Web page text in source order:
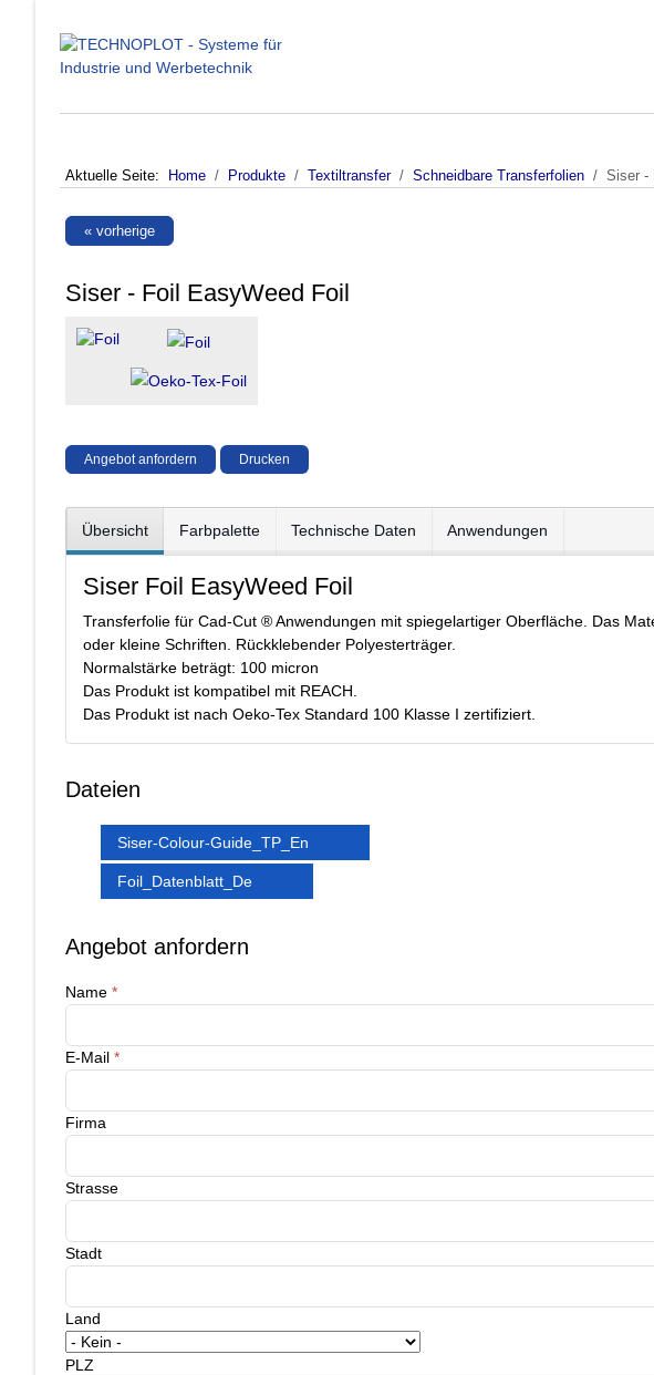
Aktuelle Seite: Home Produkte Textiltransfer Schneidbare Transferfolien Siser -
« vorherige
Siser - Foil EasyWeed Foil
Angebot anfordern Drucken
Übersicht Farbpalette Technische Daten Anwendungen
Siser Foil EasyWeed Foil
Transferfolie für Cad-Cut ® Anwendungen mit spiegelartiger Oberfläche. Das
oder kleine Schriften. Rückklebender Polyesterträger.
Normalstärke beträgt: 100 micron
Das Produkt ist kompatibel mit REACH.
Das Produkt ist nach Oeko-Tex Standard 100 Klasse I zertifiziert.
Dateien
Siser-Colour-Guide_TP_En
Foil_Datenblatt_De
Angebot anfordern
Name *
E-Mail *
Firma
Strasse
Stadt
Land
PLZ